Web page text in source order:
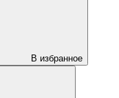
В избранное